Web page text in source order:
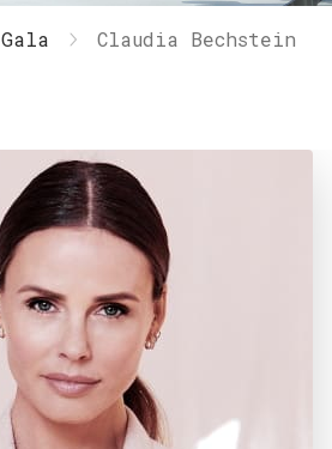
Gala Claudia Bechstein